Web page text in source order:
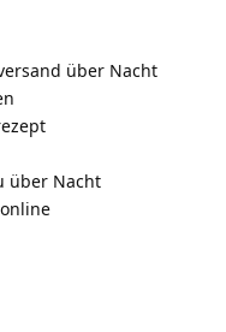
über Nacht
über Nacht